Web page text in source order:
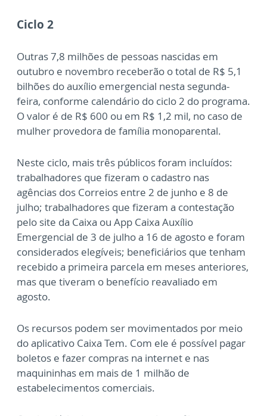
Ciclo 2
Outras 7,8 milhões de pessoas nascidas em
outubro e novembro receberão o total de R$ 5,1
bilhões do auxílio emergencial nesta segunda-
feira, conforme calendário do ciclo 2 do programa.
O valor é de R$ 600 ou em R$ 1,2 mil, no caso de
mulher provedora de família monoparental.
Neste ciclo, mais três públicos foram incluídos:
trabalhadores que fizeram o cadastro nas
agências dos Correios entre 2 de junho e 8 de
julho; trabalhadores que fizeram a contestação
pelo site da Caixa ou App Caixa Auxílio
Emergencial de 3 de julho a 16 de agosto e foram
considerados elegíveis; beneficiários que tenham
recebido a primeira parcela em meses anteriores,
mas que tiveram o benefício reavaliado em
agosto.
Os recursos podem ser movimentados por meio
do aplicativo Caixa Tem. Com ele é possível pagar
boletos e fazer compras na internet e nas
maquininhas em mais de 1 milhão de
estabelecimentos comerciais.